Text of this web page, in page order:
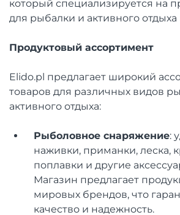
который специализируется на
для рыбалки и активного
Продуктовый ассортимент
Elido.pl предлагает широкий
товаров для различных видов
активного отдыха:
Рыболовное снаряжение:
наживки, приманки, леска,
поплавки и другие
Магазин предлагает
мировых брендов, что
качество и надежность.